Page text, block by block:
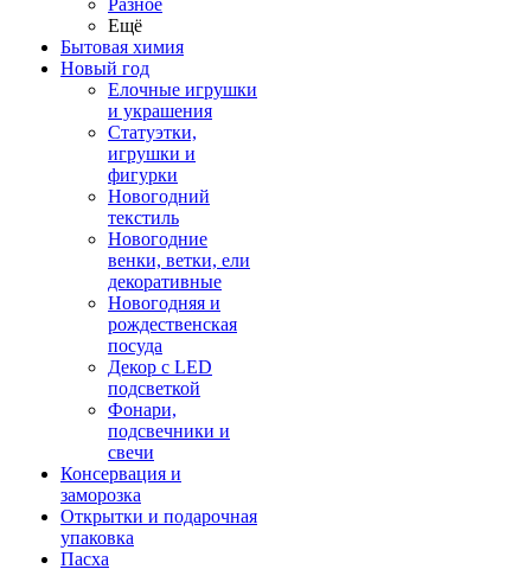
Разное
Ещё
Бытовая химия
Новый год
Елочные игрушки
и украшения
Статуэтки,
игрушки и
фигурки
Новогодний
текстиль
Новогодние
венки, ветки, ели
декоративные
Новогодняя и
рождественская
посуда
Декор с LED
подсветкой
Фонари,
подсвечники и
свечи
Консервация и
заморозка
Открытки и подарочная
упаковка
Пасха